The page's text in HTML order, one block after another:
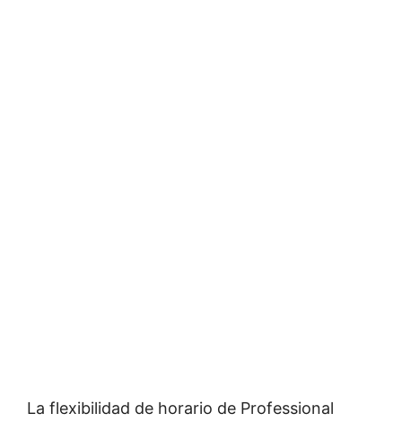
La flexibilidad de horario de Professional